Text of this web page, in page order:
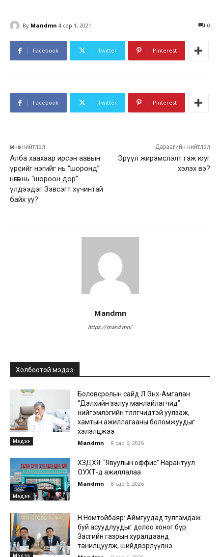
By Mandmn 4 сар 1, 2021 0
Facebook Twitter Pinterest
Facebook Twitter Pinterest
өмнөх нийтлэл
Алба хаахаар ирсэн аавын
үрсийг нэгийг нь “шоронд”
нөгөөг нь “шороон дор”
үлдээдэг Зэвсэгт хүчинтай
байх уу?
Дараагийн нийтлэл
Эрүүл жирэмслэлт гэж юуг
хэлэх вэ?
Mandmn
https://mand.mn/
Холбоотой мэдээ
Мэдээ
Боловсролын сайд Л.Энх-Амгалан
“Дэлхийн залуу манлайлагчид”
нийгэмлэгийн төлөөлөгчидтэй уулзаж,
хамтын ажиллагааны боломжуудыг
хэлэлцжээ
Mandmn - 8 сар 6, 2026
Мэдээ
ХЗДХЯ: “Явуулын оффис” Нарантуул
ОУХТ-д ажиллалаа
Mandmn - 8 сар 6, 2026
Мэдээ
Н.Номтойбаяр: Аймгуудад тулгамдаж
буй асуудлуудыг долоо хоног бүр
Засгийн газрын хуралдаанд
танилцуулж, шийдвэрлүүлнэ